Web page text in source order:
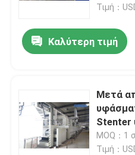
Τιμή：
Καλύτερη τιμή
Μετά
Stenter
MOQ：1
Τιμή：